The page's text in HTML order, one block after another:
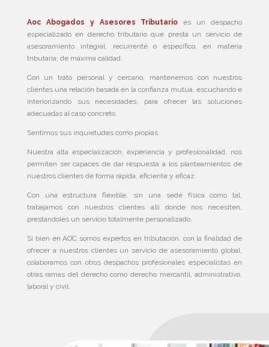
Aoc Abogados y Asesores Tributario es un despacho
especializado en derecho tributario que presta un servicio de
asesoramiento integral, recurrente o específico, en materia
tributaria, de máxima calidad.
Con un trato personal y cercano, mantenemos con nuestros
clientes una relación basada en la confianza mutua, escuchando e
interiorizando sus necesidades, para ofrecer las soluciones
adecuadas al caso concreto.
Sentimos sus inquietudes como propias.
Nuestra alta especialización, experiencia y profesionalidad, nos
permiten ser capaces de dar respuesta a los planteamientos de
nuestros clientes de forma rápida, eficiente y eficaz.
Con una estructura flexible, sin una sede física como tal,
trabajamos con nuestros clientes allí donde nos necesiten,
prestándoles un servicio totalmente personalizado.
Si bien en AOC somos expertos en tributación, con la finalidad de
ofrecer a nuestros clientes un servicio de asesoramiento global,
colaboramos con otros despachos profesionales especialistas en
otras ramas del derecho como derecho mercantil, administrativo,
laboral y civil.